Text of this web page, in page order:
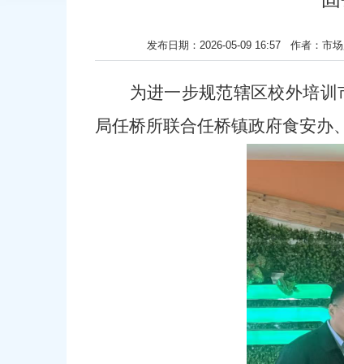
发布日期：2026-05-09 16:57 作者：市
为进一步规范辖区校外培
局任桥所联合任桥镇政府食安办、